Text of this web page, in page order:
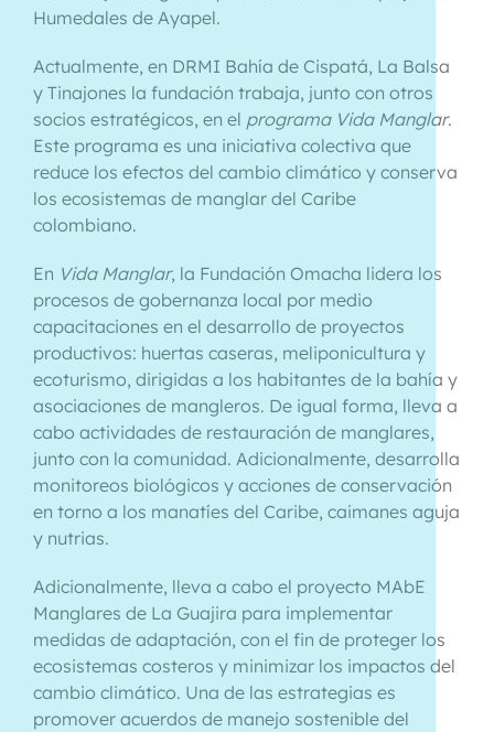
Humedales de Ayapel.
Actualmente, en DRMI Bahía de Cispatá, La Balsa
y Tinajones la fundación trabaja, junto con otros
socios estratégicos, en el programa Vida Manglar.
Este programa es una iniciativa colectiva que
reduce los efectos del cambio climático y conserva
los ecosistemas de manglar del Caribe
colombiano.
En Vida Manglar, la Fundación Omacha lidera los
procesos de gobernanza local por medio
capacitaciones en el desarrollo de proyectos
productivos: huertas caseras, meliponicultura y
ecoturismo, dirigidas a los habitantes de la bahía y
asociaciones de mangleros. De igual forma, lleva a
cabo actividades de restauración de manglares,
junto con la comunidad. Adicionalmente, desarrolla
monitoreos biológicos y acciones de conservación
en torno a los manatíes del Caribe, caimanes aguja
y nutrias.
Adicionalmente, lleva a cabo el proyecto MAbE
Manglares de La Guajira para implementar
medidas de adaptación, con el fin de proteger los
ecosistemas costeros y minimizar los impactos del
cambio climático. Una de las estrategias es
promover acuerdos de manejo sostenible del